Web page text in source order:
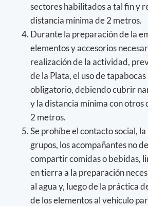
sectores habilitados a tal fin y
distancia mínima de 2 metros.
Durante la preparación de la
elementos y accesorios
realización de la actividad,
de la Plata, el uso de tapabocas
obligatorio, debiendo cubrir
y la distancia mínima con otros
2 metros.
Se prohíbe el contacto social,
grupos, los acompañantes no
compartir comidas o bebidas,
en tierra a la preparación
al agua y, luego de la práctica
de los elementos al vehículo